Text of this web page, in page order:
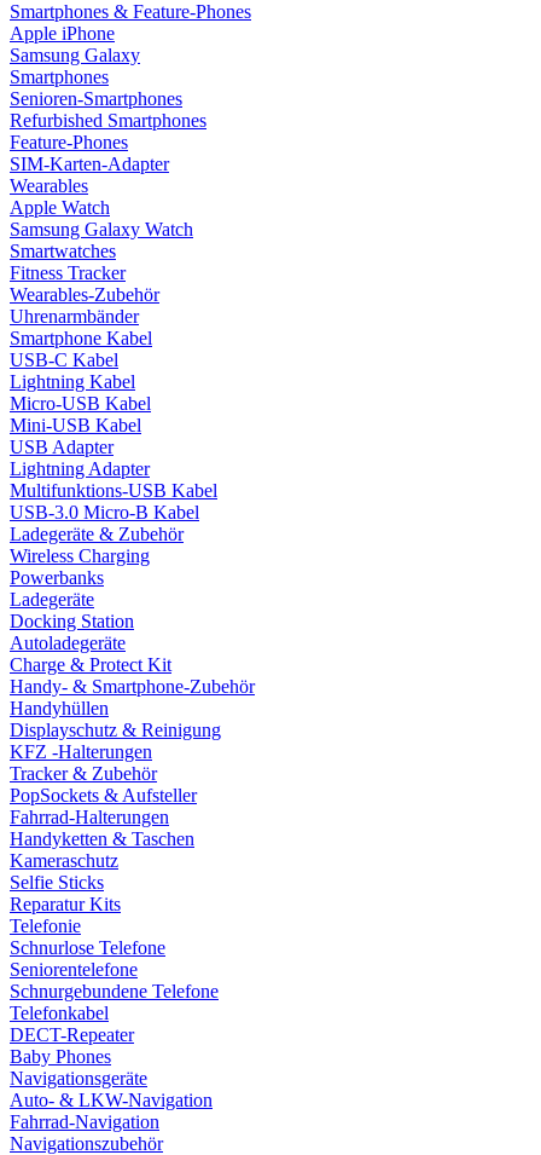
Smartphones & Feature-Phones
Apple iPhone
Samsung Galaxy
Smartphones
Senioren-Smartphones
Refurbished Smartphones
Feature-Phones
SIM-Karten-Adapter
Wearables
Apple Watch
Samsung Galaxy Watch
Smartwatches
Fitness Tracker
Wearables-Zubehör
Uhrenarmbänder
Smartphone Kabel
USB-C Kabel
Lightning Kabel
Micro-USB Kabel
Mini-USB Kabel
USB Adapter
Lightning Adapter
Multifunktions-USB Kabel
USB-3.0 Micro-B Kabel
Ladegeräte & Zubehör
Wireless Charging
Powerbanks
Ladegeräte
Docking Station
Autoladegeräte
Charge & Protect Kit
Handy- & Smartphone-Zubehör
Handyhüllen
Displayschutz & Reinigung
KFZ -Halterungen
Tracker & Zubehör
PopSockets & Aufsteller
Fahrrad-Halterungen
Handyketten & Taschen
Kameraschutz
Selfie Sticks
Reparatur Kits
Telefonie
Schnurlose Telefone
Seniorentelefone
Schnurgebundene Telefone
Telefonkabel
DECT-Repeater
Baby Phones
Navigationsgeräte
Auto- & LKW-Navigation
Fahrrad-Navigation
Navigationszubehör